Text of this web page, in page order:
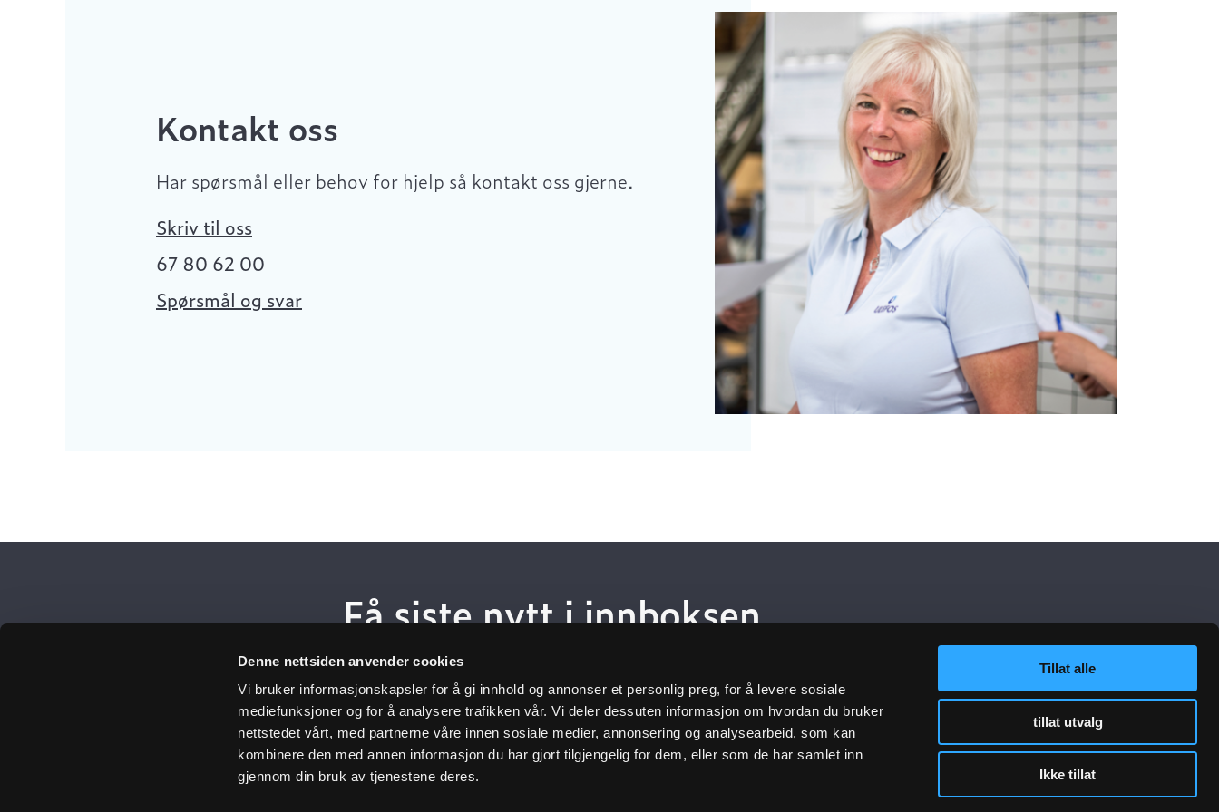
Denne nettsiden anvender cookies
Vi bruker informasjonskapsler for å gi innhold og annonser et personlig preg, for å levere sosiale
mediefunksjoner og for å analysere trafikken vår. Vi deler dessuten informasjon om hvordan du bruker
nettstedet vårt, med partnerne våre innen sosiale medier, annonsering og analysearbeid, som kan
kombinere den med annen informasjon du har gjort tilgjengelig for dem, eller som de har samlet inn
gjennom din bruk av tjenestene deres.
Tillat alle
tillat utvalg
Ikke tillat
Kontakt oss
Har spørsmål eller behov for hjelp så kontakt oss gjerne.
Skriv til oss
67 80 62 00
Spørsmål og svar
Få siste nytt i innboksen
Meld deg på nyhetsbrev
Ulefos